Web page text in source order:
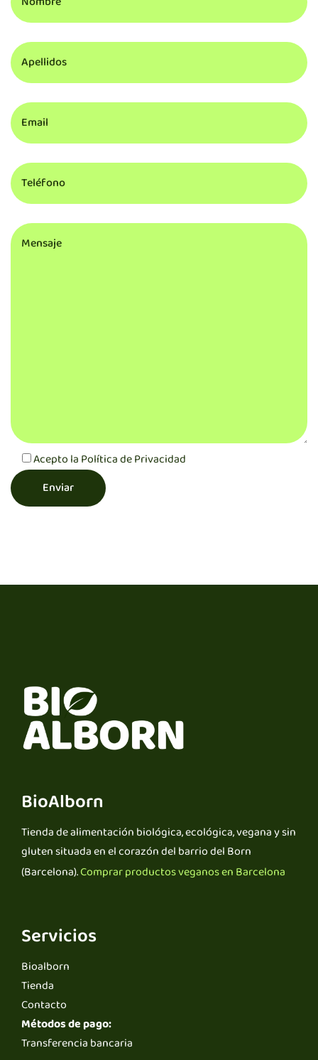
Acepto laPolítica de Privacidad
BioAlborn
Tienda de alimentación biológica, ecológica, vegana y sin
gluten situada en el corazón del barrio del Born
(Barcelona).Comprar productos veganos en Barcelona
Servicios
Bioalborn
Tienda
Contacto
Métodos de pago:
Transferencia bancaria